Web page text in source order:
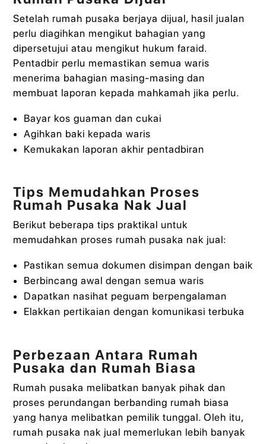
Setelah rumah pusaka berjaya dijual, hasil jualan
perlu diagihkan mengikut bahagian yang
dipersetujui atau mengikut hukum faraid.
Pentadbir perlu memastikan semua waris
menerima bahagian masing-masing dan
membuat laporan kepada mahkamah jika perlu.
Bayar kos guaman dan cukai
Agihkan baki kepada waris
Kemukakan laporan akhir pentadbiran
Tips Memudahkan Proses
Rumah Pusaka Nak Jual
Berikut beberapa tips praktikal untuk
memudahkan proses rumah pusaka nak jual:
Pastikan semua dokumen disimpan dengan baik
Berbincang awal dengan semua waris
Dapatkan nasihat peguam berpengalaman
Elakkan pertikaian dengan komunikasi terbuka
Perbezaan Antara Rumah
Pusaka dan Rumah Biasa
Rumah pusaka melibatkan banyak pihak dan
proses perundangan berbanding rumah biasa
yang hanya melibatkan pemilik tunggal. Oleh itu,
rumah pusaka nak jual memerlukan lebih banyak